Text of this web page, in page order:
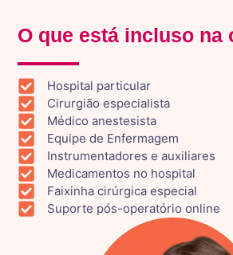
O que está incluso na
Hospital particular
Cirurgião especialista
Médico anestesista
Equipe de Enfermagem
Instrumentadores e auxiliares
Medicamentos no hospital
Faixinha cirúrgica especial
Suporte pós-operatório online